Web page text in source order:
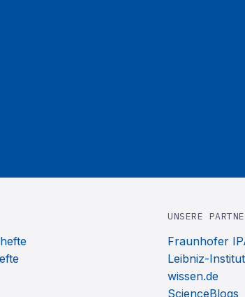
UNSERE
Fraunhofer
Leibniz-
wissen.de
ScienceBlogs